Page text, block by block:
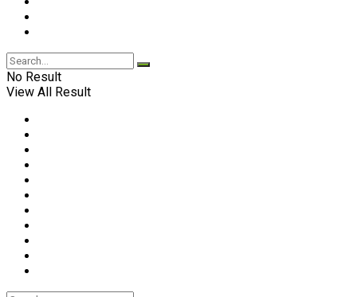
No Result
View All Result